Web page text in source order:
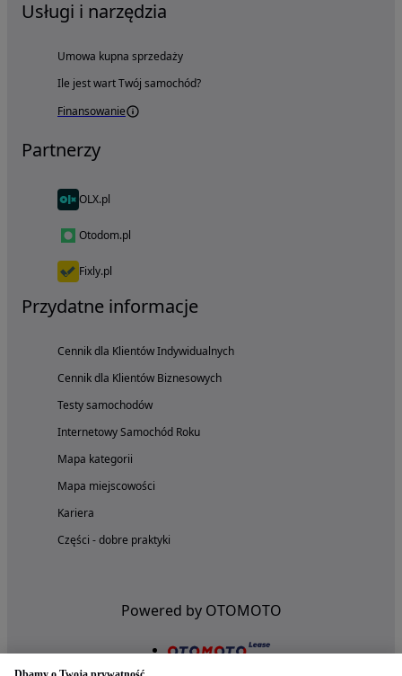
Usługi i narzędzia
Umowa kupna sprzedaży
Ile jest wart Twój samochód?
Finansowanie
Partnerzy
OLX.pl
Otodom.pl
Fixly.pl
Przydatne informacje
Cennik dla Klientów Indywidualnych
Cennik dla Klientów Biznesowych
Testy samochodów
Internetowy Samochód Roku
Mapa kategorii
Mapa miejscowości
Kariera
Części - dobre praktyki
Powered by OTOMOTO